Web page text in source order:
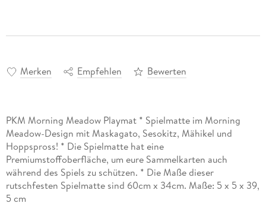
Merken Empfehlen Bewerten
PKM Morning Meadow Playmat * Spielmatte im Morning
Meadow-Design mit Maskagato, Sesokitz, Mähikel und
Hoppspross! * Die Spielmatte hat eine
Premiumstoffoberfläche, um eure Sammelkarten auch
während des Spiels zu schützen. * Die Maße dieser
rutschfesten Spielmatte sind 60cm x 34cm. Maße: 5 x 5 x 39,
5 cm